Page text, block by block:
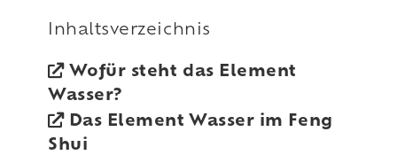
Inhaltsverzeichnis
Wofür steht das Element
Wasser?
Das Element Wasser im Feng
Shui